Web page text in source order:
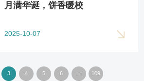
月满华诞，饼香暖校
2025-10-07
3 4 5 6 109